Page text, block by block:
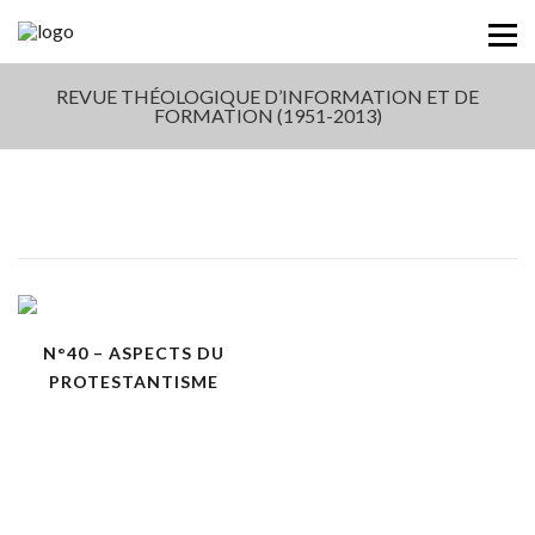
REVUE THÉOLOGIQUE D’INFORMATION ET DE
FORMATION (1951-2013)
N°40 – ASPECTS DU
PROTESTANTISME